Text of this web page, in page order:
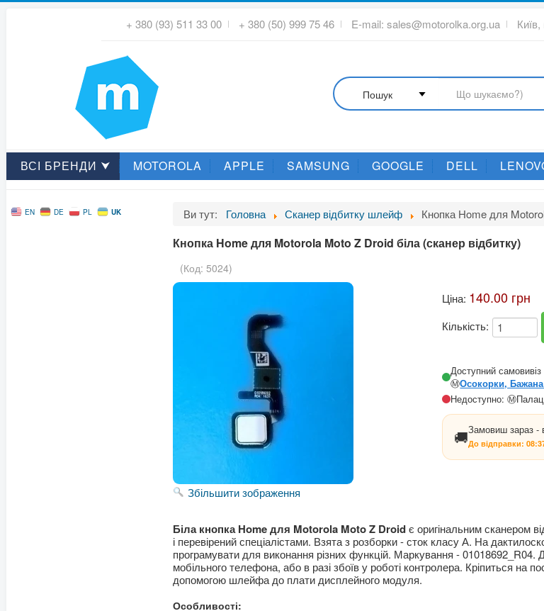
+ 380 (93) 511 33 00 + 380 (50) 999 75 46 E-mail: sales@motorolka.org.ua
ВСІ БРЕНДИ ⮟ MOTOROLA APPLE SAMSUNG GOOGLE DELL
EN DE PL UK Ви тут: Головна Сканер відбитку шлейф Кнопка Home для
Кнопка Home для Motorola Moto Z Droid біла (сканер відбитку)
(Код: 5024)
Збільшити зображення
Ціна: 140.00 грн
Кількість:
Доступний
Ⓜ️Осокорки,
Недоступно:
🚚Замовиш зараз -
До відправки:
Біла кнопка Home для Motorola Moto Z Droidє оригінальним сканером
і перевірений спеціалістами. Взята з розборки - сток класу А. На
програмувати для виконання різних функцій. Маркування -
мобільного телефона, або в разі збоїв у роботі контролера. Кріпиться на
допомогою шлейфа до плати дисплейного модуля.
Особливості: